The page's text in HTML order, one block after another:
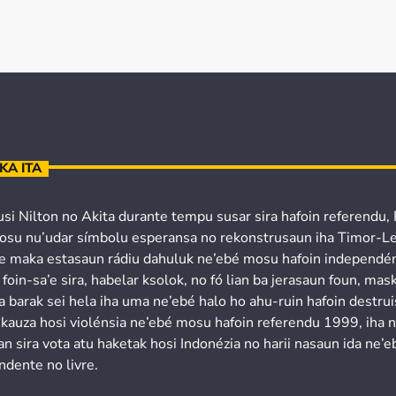
ITA
Nilton no Akita durante tempu susar sira hafoin referendu,
nu’udar símbolu esperansa no rekonstrusaun iha Timor-
maka estasaun rádiu dahuluk ne’ebé mosu hafoin
sa’e sira, habelar ksolok, no fó lian ba jerasaun foun,
barak sei hela iha uma ne’ebé halo ho ahu-ruin hafoin
kauza hosi violénsia ne’ebé mosu hafoin referendu 1999, iha
sira vota atu haketak hosi Indonézia no harii nasaun ida
no livre.